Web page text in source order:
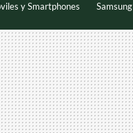
y Smartphones Samsung